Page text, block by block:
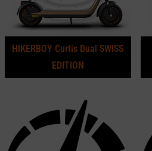
HIKERBOY Curtis Dual SWISS
EDITION